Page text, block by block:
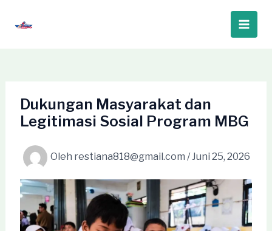
Main
Dukungan Masyarakat dan
Legitimasi Sosial Program MBG
Oleh restiana818@gmail.com /Juni 25, 2026